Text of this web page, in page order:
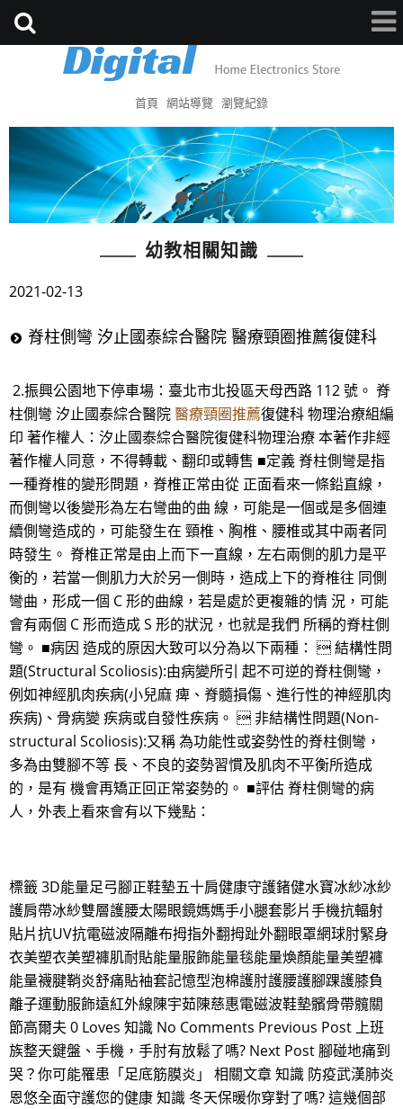
首頁 網站導覽 瀏覽紀錄
幼教相關知識
2021-02-13
脊柱側彎 汐止國泰綜合醫院 醫療頸圈推薦復健科
2.振興公園地下停車場：臺北市北投區天母西路 112 號。 脊
柱側彎 汐止國泰綜合醫院醫療頸圈推薦復健科 物理治療組編
印 著作權人：汐止國泰綜合醫院復健科物理治療 本著作非經
著作權人同意，不得轉載、翻印或轉售 ■定義 脊柱側彎是指
一種脊椎的變形問題，脊椎正常由從 正面看來一條鉛直線，
而側彎以後變形為左右彎曲的曲 線，可能是一個或是多個連
續側彎造成的，可能發生在 頸椎、胸椎、腰椎或其中兩者同
時發生。 脊椎正常是由上而下一直線，左右兩側的肌力是平
衡的，若當一側肌力大於另一側時，造成上下的脊椎往 同側
彎曲，形成一個 C 形的曲線，若是處於更複雜的情 況，可能
會有兩個 C 形而造成 S 形的狀況，也就是我們 所稱的脊柱側
彎。 ■病因 造成的原因大致可以分為以下兩種：  結構性問
題(Structural Scoliosis):由病變所引 起不可逆的脊柱側彎，
例如神經肌肉疾病(小兒麻 痺、脊髓損傷、進行性的神經肌肉
疾病)、骨病變 疾病或自發性疾病。  非結構性問題(Non-
structural Scoliosis):又稱 為功能性或姿勢性的脊柱側彎，
多為由雙腳不等 長、不良的姿勢習慣及肌肉不平衡所造成
的，是有 機會再矯正回正常姿勢的。 ■評估 脊柱側彎的病
人，外表上看來會有以下幾點：
標籤 3D能量足弓腳正鞋墊五十肩健康守護鍺健水寶冰紗冰紗
護肩帶冰紗雙層護腰太陽眼鏡媽媽手小腿套影片手機抗輻射
貼片抗UV抗電磁波隔離布拇指外翻拇趾外翻眼罩網球肘緊身
衣美塑衣美塑褲肌耐貼能量服飾能量毯能量煥顏能量美塑褲
能量襪腱鞘炎舒痛貼袖套記憶型泡棉護肘護腰護腳踝護膝負
離子運動服飾遠紅外線陳宇茹陳慈惠電磁波鞋墊髕骨帶髖關
節高爾夫 0 Loves 知識 No Comments Previous Post 上班
族整天鍵盤、手機，手肘有放鬆了嗎? Next Post 腳碰地痛到
哭？你可能罹患「足底筋膜炎」 相關文章 知識 防疫武漢肺炎
恩悠全面守護您的健康 知識 冬天保暖你穿對了嗎? 這幾個部